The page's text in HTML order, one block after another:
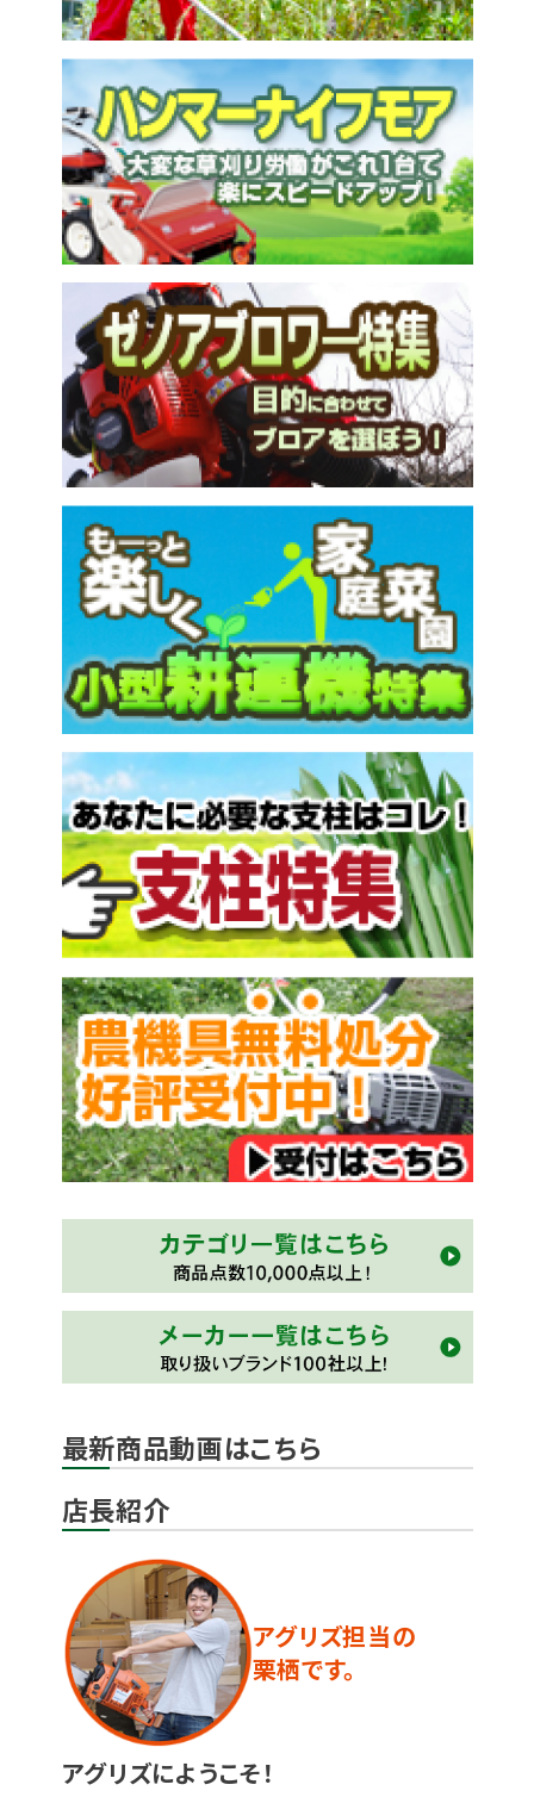
最新商品動画はこちら
店長紹介
アグリズ担当の
栗栖です。
アグリズにようこそ！